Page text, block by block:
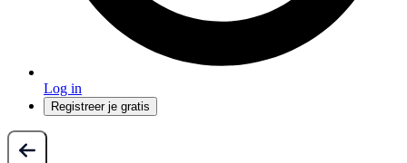
Log in
Registreer je gratis